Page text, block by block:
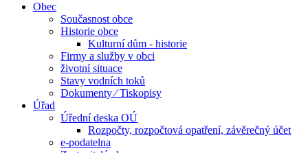
Obec
Současnost obce
Historie obce
Kulturní dům - historie
Firmy a služby v obci
životní situace
Stavy vodních toků
Dokumenty ⁄ Tiskopisy
Úřad
Úřední deska OÚ
Rozpočty, rozpočtová opatření, závěrečný účet
e-podatelna